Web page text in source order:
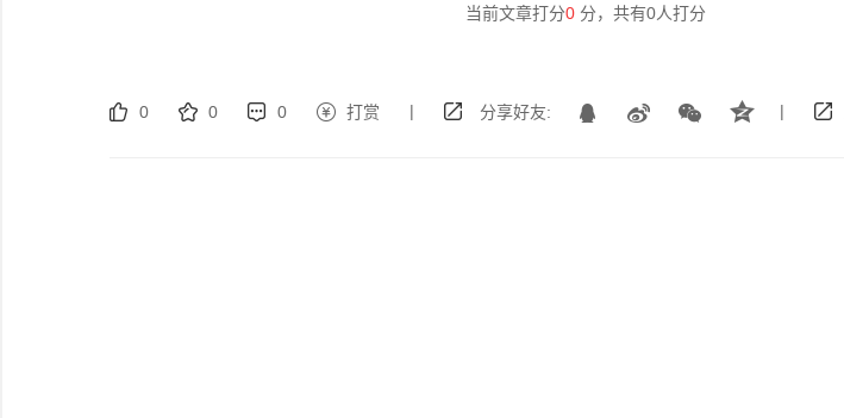
当前文章打分0 分，共有0人打分
0 0 0 打赏 | 分享好友: |